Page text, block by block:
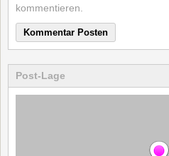
kommentieren.
Post-Lage